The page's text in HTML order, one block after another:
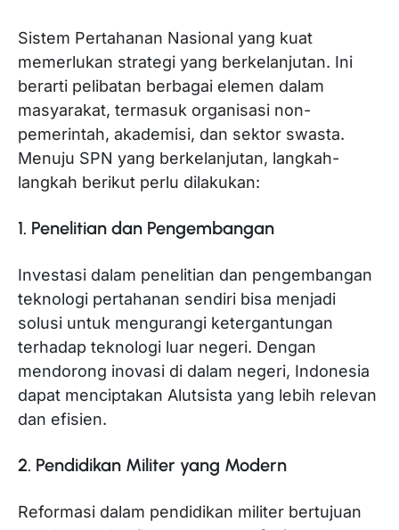
Sistem Pertahanan Nasional yang kuat
memerlukan strategi yang berkelanjutan. Ini
berarti pelibatan berbagai elemen dalam
masyarakat, termasuk organisasi non-
pemerintah, akademisi, dan sektor swasta.
Menuju SPN yang berkelanjutan, langkah-
langkah berikut perlu dilakukan:
1. Penelitian dan Pengembangan
Investasi dalam penelitian dan pengembangan
teknologi pertahanan sendiri bisa menjadi
solusi untuk mengurangi ketergantungan
terhadap teknologi luar negeri. Dengan
mendorong inovasi di dalam negeri, Indonesia
dapat menciptakan Alutsista yang lebih relevan
dan efisien.
2. Pendidikan Militer yang Modern
Reformasi dalam pendidikan militer bertujuan